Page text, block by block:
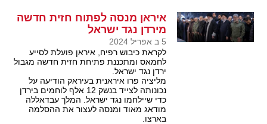
איראן מנסה לפתוח חזית חדשה
מירדן נגד ישראל
5 ב אפריל 2024
לקראת כיבוש רפיח, איראן פועלת לסייע
לחמאס ומתכננת פתיחת חזית חדשה מגבול
ירדן נגד ישראל.
מליציה פרו איראנית בעיראק הודיעה על
נכונותה לצייד בנשק 12 אלף לוחמים בירדן
כדי שיילחמו נגד ישראל. המלך עבדאללה
מודאג מאוד ומנסה לעצור את ההסלמה
בארצו.